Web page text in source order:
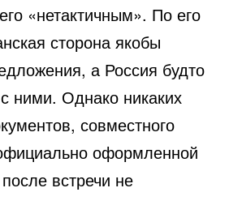
«нетактичным». По его
сторона якобы
а Россия будто
ними. Однако никаких
совместного
оформленной
встречи не